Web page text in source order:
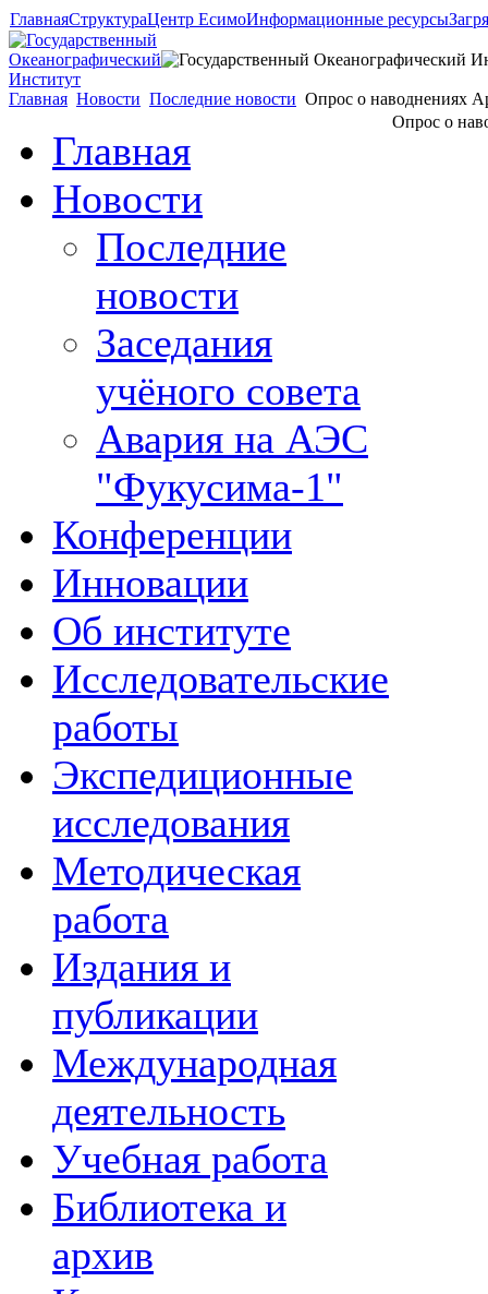
ГлавнаяСтруктураЦентр ЕсимоИнформационные ресурсы
Главная Новости Последние новости Опрос о наводнениях
Главная
Новости
Последние
новости
Заседания
учёного совета
Авария на АЭС
"Фукусима-1"
Конференции
Инновации
Об институте
Исследовательские
работы
Экспедиционные
исследования
Методическая
работа
Издания и
публикации
Международная
деятельность
Учебная работа
Библиотека и
архив
Опрос о